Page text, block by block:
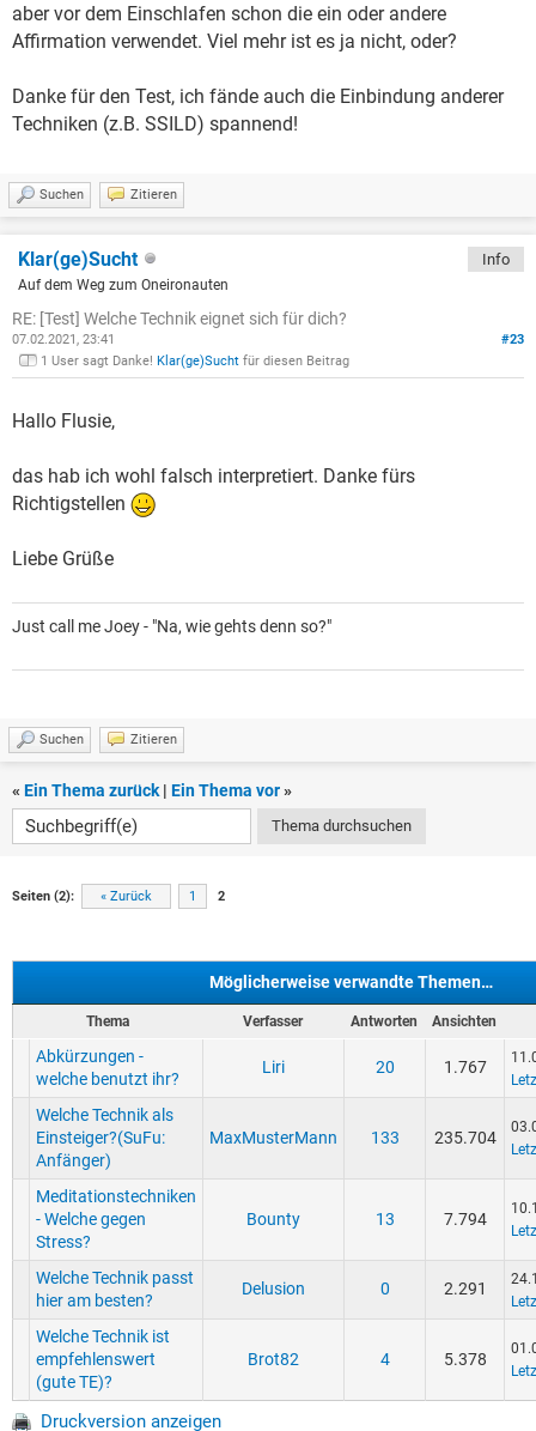
aber vor dem Einschlafen schon die ein oder andere
Affirmation verwendet. Viel mehr ist es ja nicht, oder?
Danke für den Test, ich fände auch die Einbindung anderer
Techniken (z.B. SSILD) spannend!
Suchen Zitieren
Klar(ge)Sucht
Auf dem Weg zum Oneironauten
Info
RE: [Test] Welche Technik eignet sich für dich?
#23
07.02.2021, 23:41
1 User sagt Danke! Klar(ge)Sucht für diesen Beitrag
Hallo Flusie,
das hab ich wohl falsch interpretiert. Danke fürs
Richtigstellen
Liebe Grüße
Just call me Joey - "Na, wie gehts denn so?"
Suchen Zitieren
« Ein Thema zurück | Ein Thema vor»
Seiten (2): « Zurück 1 2
Möglicherweise verwandte Themen…
Thema Verfasser Antworten Ansichten
Abkürzungen -
welche benutzt ihr?
Liri 20 1.767
Welche Technik als
Einsteiger?(SuFu:
Anfänger)
MaxMusterMann 133 235.704
Meditationstechniken
- Welche gegen
Stress?
Bounty 13 7.794
Welche Technik passt
hier am besten?
Delusion 0 2.291
Welche Technik ist
empfehlenswert
(gute TE)?
Brot82 4 5.378
Druckversion anzeigen